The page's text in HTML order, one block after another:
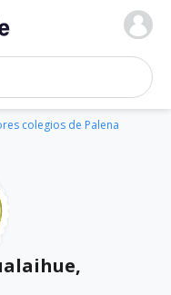
de colegios
colegios de Palena